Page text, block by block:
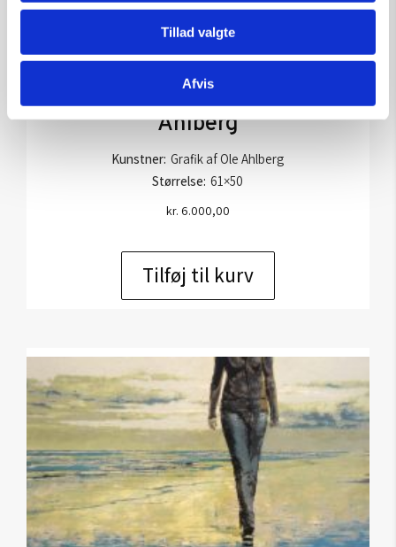
Tillad valgte
Afvis
Illustrated – grafik af Ole
Ahlberg
Kunstner: Grafik af Ole Ahlberg
Størrelse: 61×50
kr. 6.000,00
Tilføj til kurv